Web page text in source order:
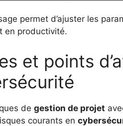
permet d’ajuster les
en productivité.
et points
de gestion de projet
courants en